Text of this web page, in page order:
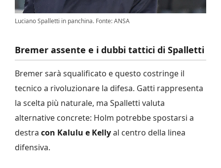
Luciano Spalletti in panchina. Fonte: ANSA
Bremer assente e i dubbi tattici di Spalletti
Bremer sarà squalificato e questo costringe il
tecnico a rivoluzionare la difesa. Gatti rappresenta
la scelta più naturale, ma Spalletti valuta
alternative concrete: Holm potrebbe spostarsi a
destra con Kalulu e Kellyal centro della linea
difensiva.